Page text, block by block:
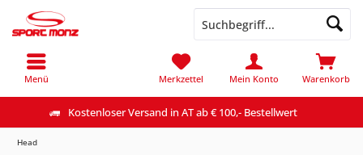
Kostenloser Versand in AT ab € 100,- Bestellwert
Menü Warenkorb
Merkzettel Mein Konto
Head